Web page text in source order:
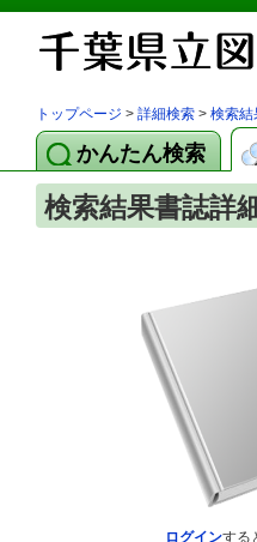
トップページ > 詳細検索 > 検索結
かんたん検索
検索結果書誌詳
ログインする